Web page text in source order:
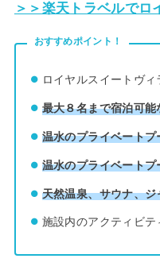
＞＞楽天トラベルでロ
おすすめポイント！
ロイヤルスイートヴィ
最大８名まで宿泊可
温水のプライベート
温水のプライベート
天然温泉、サウナ、
施設内のアクティビテ